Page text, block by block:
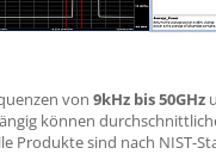
von 9kHz bis 50GHz
können
Produkte sind nach NIST-